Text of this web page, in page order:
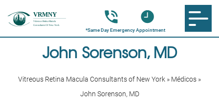
John Sorenson, MD
Vitreous Retina Macula Consultants of New York » Médicos »
John Sorenson, MD